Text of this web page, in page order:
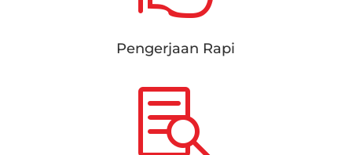
Pengerjaan Rapi
